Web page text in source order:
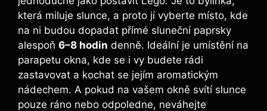
která ​miluje slunce, a proto jí vyberte místo, kde
na ni budou ⁢dopadat přímé sluneční paprsky
alespoň⁤ 6–8 hodin denně. Ideální je umístění na
parapetu okna, kde se i vy budete rádi
zastavovat a kochat se jejím aromatickým
nádechem. A pokud na ⁣vašem okně svítí slunce
pouze ráno nebo‍ odpoledne, neváhejte